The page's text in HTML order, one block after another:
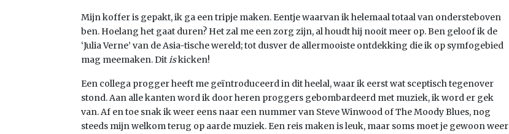
Mijn koffer is gepakt, ik ga een tripje maken. Eentje waarvan ik helemaal totaal van ondersteboven
ben. Hoelang het gaat duren? Het zal me een zorg zijn, al houdt hij nooit meer op. Ben geloof ik de
‘Julia Verne’ van de Asia-tische wereld; tot dusver de allermooiste ontdekking die ik op symfogebied
mag meemaken. Ditiskicken!
Een collega progger heeft me geïntroduceerd in dit heelal, waar ik eerst wat sceptisch tegenover
stond. Aan alle kanten word ik door heren proggers gebombardeerd met muziek, ik word er gek
van. Af en toe snak ik weer eens naar een nummer van Steve Winwood of The Moody Blues, nog
steeds mijn welkom terug op aarde muziek. Een reis maken is leuk, maar soms moet je gewoon weer